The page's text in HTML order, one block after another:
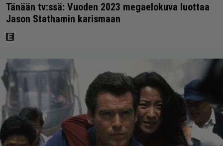
Tänään tv:ssä: Vuoden 2023 megaelokuva luottaa
Jason Stathamin karismaan